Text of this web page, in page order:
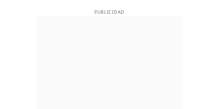
PUBLICIDAD